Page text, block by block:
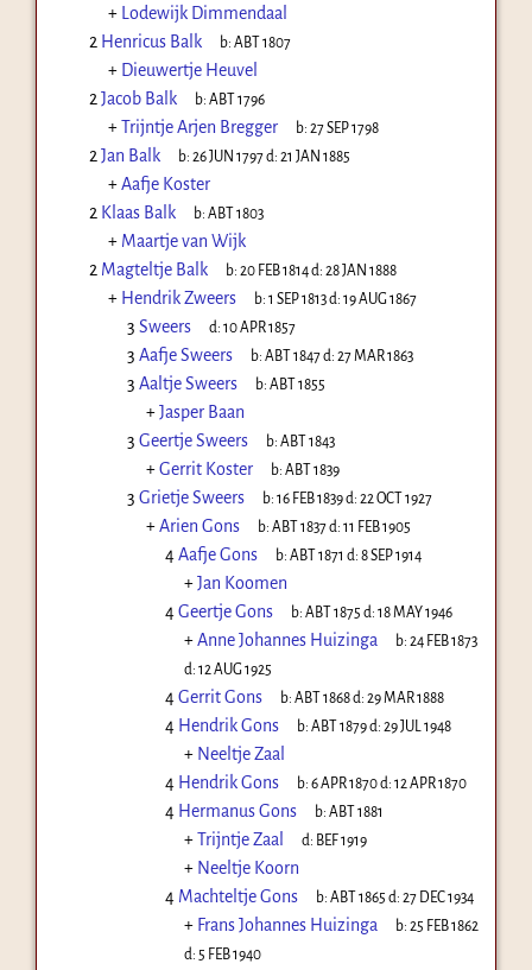
+ Lodewijk Dimmendaal
2 Henricus Balk b:ABT 1807
+ Dieuwertje Heuvel
2 Jacob Balk b:ABT 1796
+Trijntje Arjen Bregger b:27 SEP 1798
2 Jan Balk b:26 JUN 1797d:21 JAN 1885
+Aafje Koster
2 Klaas Balk b:ABT 1803
+ Maartje van Wijk
2 Magteltje Balk b:20 FEB 1814d:28 JAN 1888
+ Hendrik Zweers b:1 SEP 1813d:19 AUG 1867
3 Sweers d:10 APR 1857
3 Aafje Sweers b:ABT 1847d:27 MAR 1863
3 Aaltje Sweers b:ABT 1855
+Jasper Baan
3 Geertje Sweers b:ABT 1843
+Gerrit Koster b:ABT 1839
3 Grietje Sweers b:16 FEB 1839d:22 OCT 1927
+Arien Gons b:ABT 1837d:11 FEB 1905
4Aafje Gons b:ABT 1871 d:8 SEP 1914
+Jan Koomen
4Geertje Gons b:ABT 1875 d:18 MAY 1946
+Anne Johannes Huizinga b:24 FEB 1873
d: 12 AUG 1925
4Gerrit Gons b:ABT 1868d:29 MAR 1888
4 Hendrik Gons b:ABT 1879d:29 JUL 1948
+ Neeltje Zaal
4 Hendrik Gons b:6 APR 1870d:12 APR 1870
4 Hermanus Gons b:ABT 1881
+Trijntje Zaal d: BEF 1919
+ Neeltje Koorn
4 Machteltje Gons b:ABT 1865 d:27 DEC 1934
+ Frans Johannes Huizinga b:25 FEB 1862
d: 5 FEB 1940